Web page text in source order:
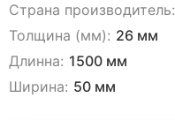
Страна производитель:
Толщина (мм): 26 мм
Длинна: 1500 мм
Ширина: 50 мм